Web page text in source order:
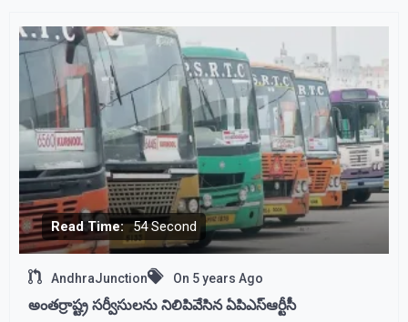
Read Time: 54 Second
AndhraJunction On 5 years Ago
అంతర్రాష్ట్ర సర్వీసులను నిలిపివేసిన ఏపిఎస్ఆర్టీసీ